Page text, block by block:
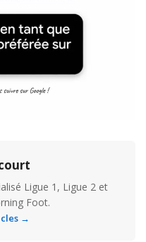
Ligue 1, Ligue 2 et
Foot.
→